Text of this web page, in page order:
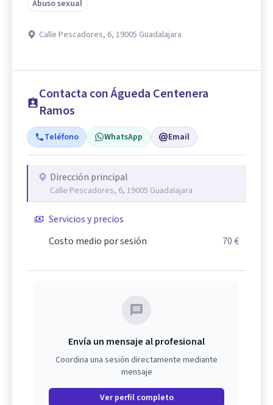
Abuso sexual
Calle Pescadores, 6, 19005 Guadalajara
Contacta con Águeda Centenera
Ramos
Teléfono WhatsApp Email
Dirección principal
Calle Pescadores, 6, 19005 Guadalajara
Servicios y precios
Costo medio por sesión
70 €
Envía un mensaje al profesional
Coordina una sesión directamente mediante
mensaje
Ver perfil completo